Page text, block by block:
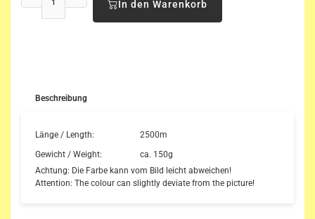
In den Warenkorb
Beschreibung
Länge / Length:
2500m
Gewicht / Weight:
ca. 150g
Achtung: Die Farbe kann vom Bild leicht abweichen!
Attention: The colour can slightly deviate from the picture!